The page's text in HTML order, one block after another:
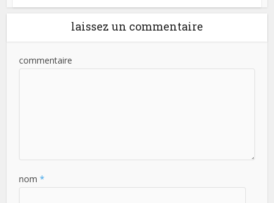
laissez un commentaire
commentaire
nom *